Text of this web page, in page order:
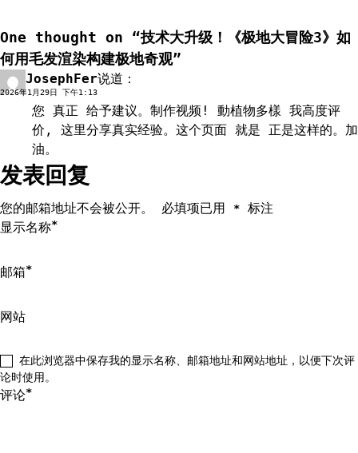
航
One thought on “技术大升级！《极地大冒险3》如
何用毛发渲染构建极地奇观”
JosephFer说道：
2026年1月29日 下午1:13
您 真正 给予建议。制作视频! 動植物多樣 我高度评
价, 这里分享真实经验。这个页面 就是 正是这样的。加
油。
发表回复
您的邮箱地址不会被公开。 必填项已用 * 标注
评论*
显示名称*
邮箱*
网站
在此浏览器中保存我的显示名称、邮箱地址和网站地址，以便下次评
论时使用。